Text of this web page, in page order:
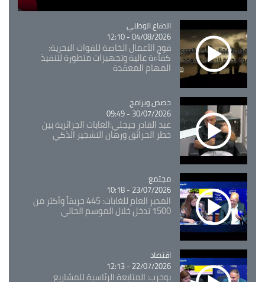
Catégorie
الدفاع الوطني
04/08/2026 - 12:10
فوج الأعمال الخاصة للقوات البحرية:
كفاءة عالية وتجهيزات متطورة لتنفيذ
المهام المعقدة
Catégorie
حصص وبرامج
30/07/2026 - 09:49
عبد القادر جيجلي:الغابات الجزائرية بين
خطر الحرائق ورهان التشجير الذكي
Catégorie
مجتمع
23/07/2026 - 10:18
المدير العام للغابات: 445 حريقاً وأكثر من
1500 تدخل خلال الموسم الحالي
Catégorie
اقتصاد
22/07/2026 - 12:13
بوحرب: المتابعة الرئاسية للمشاريع